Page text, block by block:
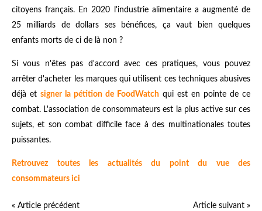
citoyens français. En 2020 l'industrie alimentaire a augmenté de
25 milliards de dollars ses bénéfices, ça vaut bien quelques
enfants morts de ci de là non ?
Si vous n'êtes pas d'accord avec ces pratiques, vous pouvez
arrêter d'acheter les marques qui utilisent ces techniques abusives
déjà et signer la pétition de FoodWatch qui est en pointe de ce
combat. L'association de consommateurs est la plus active sur ces
sujets, et son combat difficile face à des multinationales toutes
puissantes.
Retrouvez toutes les actualités du point du vue des
consommateurs ici
« Article précédent Article suivant »